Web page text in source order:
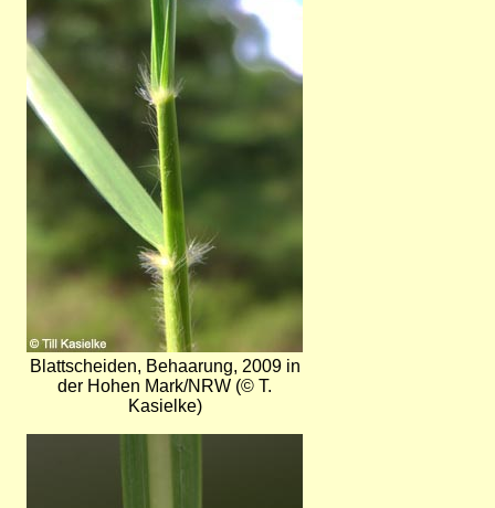
Blattscheiden, Behaarung, 2009 in
der Hohen Mark/NRW (© T.
Kasielke)